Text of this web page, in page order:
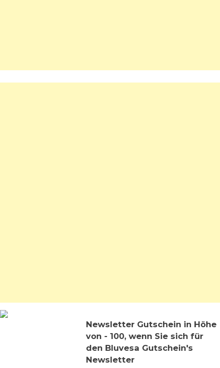
Newsletter Gutschein in Höhe
von - 100, wenn Sie sich für
den Bluvesa Gutschein's
Newsletter